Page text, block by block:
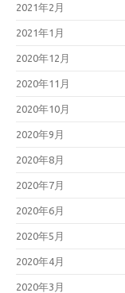
2021年2月
2021年1月
2020年12月
2020年11月
2020年10月
2020年9月
2020年8月
2020年7月
2020年6月
2020年5月
2020年4月
2020年3月